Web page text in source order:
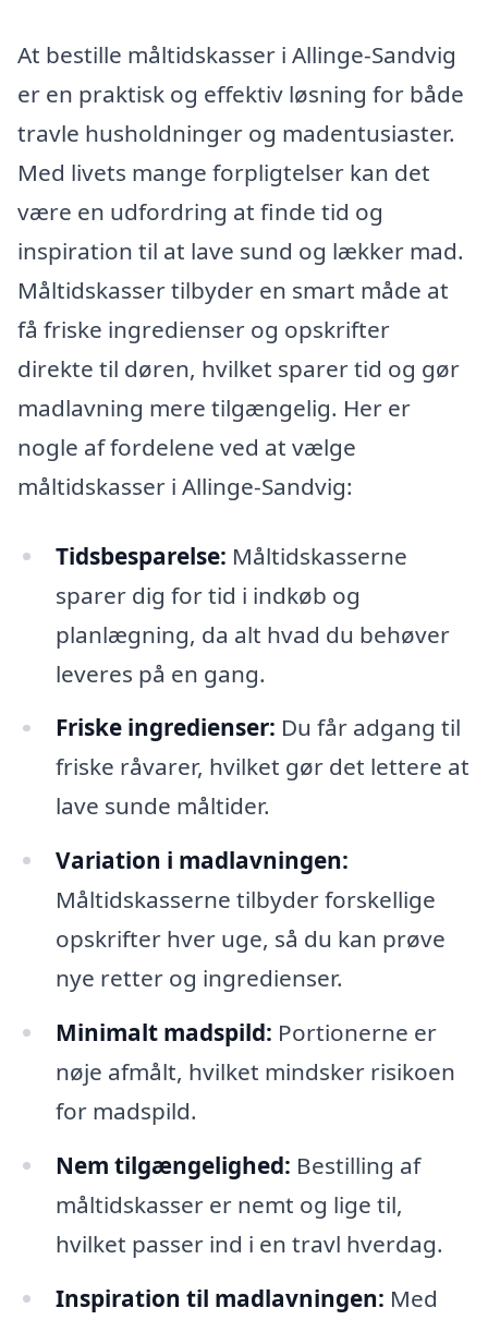
At bestille måltidskasser i Allinge-Sandvig
er en praktisk og effektiv løsning for både
travle husholdninger og madentusiaster.
Med livets mange forpligtelser kan det
være en udfordring at finde tid og
inspiration til at lave sund og lækker mad.
Måltidskasser tilbyder en smart måde at
få friske ingredienser og opskrifter
direkte til døren, hvilket sparer tid og gør
madlavning mere tilgængelig. Her er
nogle af fordelene ved at vælge
måltidskasser i Allinge-Sandvig:
Tidsbesparelse: Måltidskasserne
sparer dig for tid i indkøb og
planlægning, da alt hvad du behøver
leveres på en gang.
Friske ingredienser: Du får adgang til
friske råvarer, hvilket gør det lettere at
lave sunde måltider.
Variation i madlavningen:
Måltidskasserne tilbyder forskellige
opskrifter hver uge, så du kan prøve
nye retter og ingredienser.
Minimalt madspild: Portionerne er
nøje afmålt, hvilket mindsker risikoen
for madspild.
Nem tilgængelighed: Bestilling af
måltidskasser er nemt og lige til,
hvilket passer ind i en travl hverdag.
Inspiration til madlavningen: Med